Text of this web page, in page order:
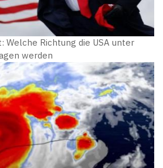
Welche Richtung die USA unter
werden